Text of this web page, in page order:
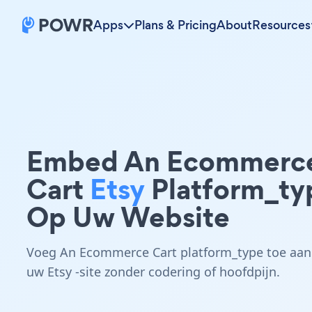
Apps Plans & PricingAboutResources
Embed An
Cart Etsy
Op Uw Website
Voeg An Ecommerce Cart platform_type toe aan
uw Etsy -site zonder codering of hoofdpijn.